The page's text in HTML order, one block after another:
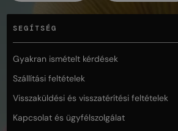
SEGÍTSÉG
Gyakran ismételt kérdések
Szállítási feltételek
Visszaküldési és visszatérítési feltételek
Kapcsolat és ügyfélszolgálat